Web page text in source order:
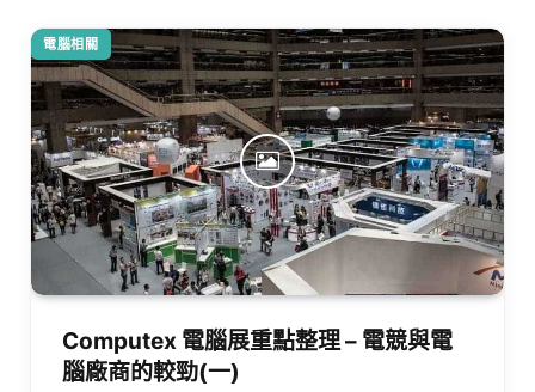
電腦相關
Computex 電腦展重點整理 – 電競與電
腦廠商的較勁(一)